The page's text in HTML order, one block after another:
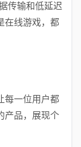
传输和低延迟
在线游戏，都
每一位用户都
产品，展现个